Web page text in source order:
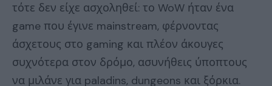
τότε δεν είχε ασχοληθεί: το WoW ήταν ένα
game που έγινε mainstream, φέρνοντας
άσχετους στο gaming και πλέον άκουγες
συχνότερα στον δρόμο, ασυνήθεις ύποπτους
να μιλάνε για paladins, dungeons και ξόρκια.